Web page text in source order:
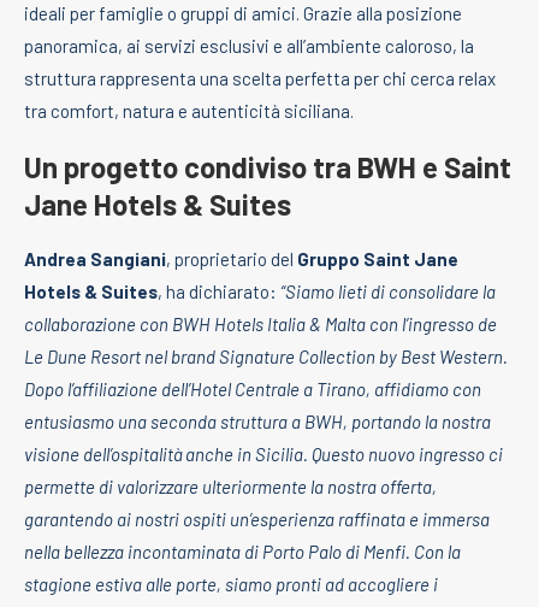
ideali per famiglie o gruppi di amici. Grazie alla posizione
panoramica, ai servizi esclusivi e all’ambiente caloroso, la
struttura rappresenta una scelta perfetta per chi cerca relax
tra comfort, natura e autenticità siciliana.
Un progetto condiviso tra BWH e Saint
Jane Hotels & Suites
Andrea Sangiani, proprietario del Gruppo Saint Jane
Hotels & Suites, ha dichiarato: “Siamo lieti di consolidare la
collaborazione con BWH Hotels Italia & Malta con l’ingresso de
Le Dune Resort nel brand Signature Collection by Best Western.
Dopo l’affiliazione dell’Hotel Centrale a Tirano, affidiamo con
entusiasmo una seconda struttura a BWH, portando la nostra
visione dell’ospitalità anche in Sicilia. Questo nuovo ingresso ci
permette di valorizzare ulteriormente la nostra offerta,
garantendo ai nostri ospiti un’esperienza raffinata e immersa
nella bellezza incontaminata di Porto Palo di Menfi. Con la
stagione estiva alle porte, siamo pronti ad accogliere i